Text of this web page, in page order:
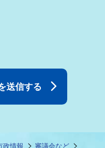
政情報
審議会など